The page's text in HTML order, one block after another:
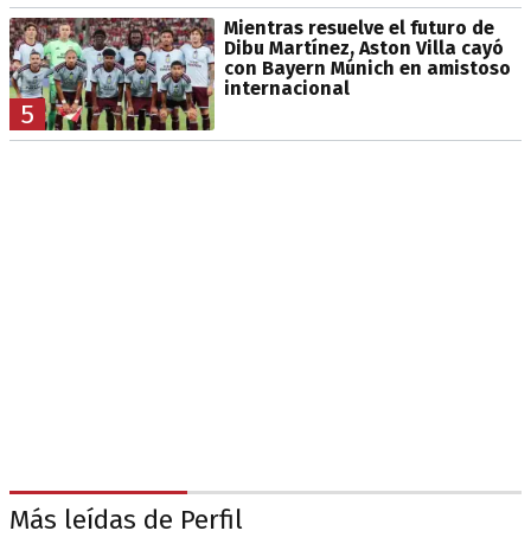
5
Mientras resuelve el futuro de
Dibu Martínez, Aston Villa cayó
con Bayern Múnich en amistoso
internacional
Más leídas de Perfil